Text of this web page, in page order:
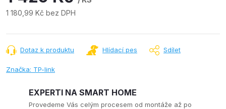
1 180,99 Kč bez DPH
cena:
Dotaz k produktu Hlídací pes Sdílet
Značka: TP-link
EXPERTI NA SMART HOME
Provedeme Vás celým procesem od montáže až po